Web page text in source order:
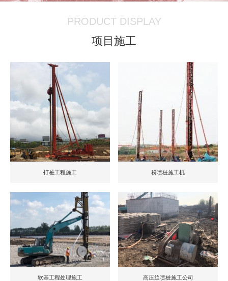
PRODUCT DISPLAY
项目施工
打桩工程施工 粉喷桩施工机
软基工程处理施工 高压旋喷桩施工公司